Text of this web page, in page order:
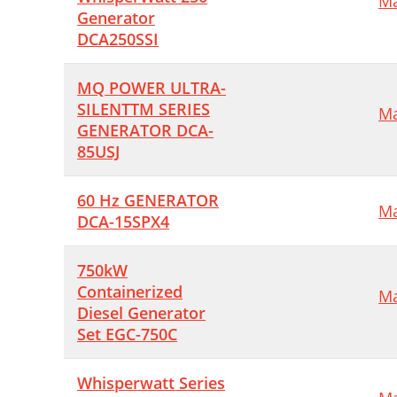
Generator
DCA250SSI
MQ POWER ULTRA-
SILENTTM SERIES
GENERATOR DCA-
85USJ
60 Hz GENERATOR
DCA-15SPX4
750kW
Containerized
Diesel Generator
Set EGC-750C
Whisperwatt Series